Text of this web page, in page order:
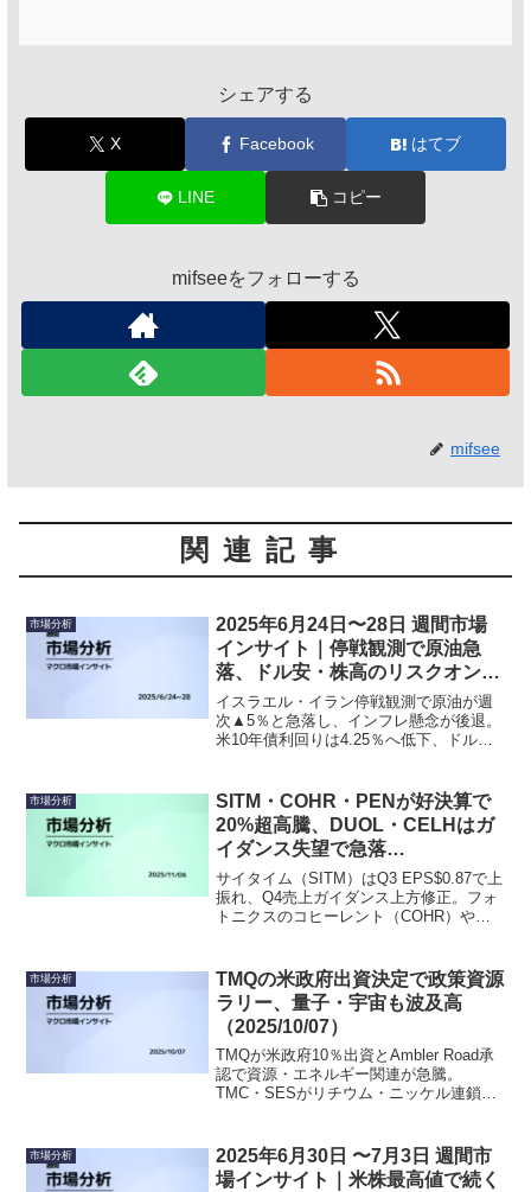
シェアする
X Facebook はてブ
LINE コピー
mifseeをフォローする
mifsee
関連記事
市場分析
2025年6月24日〜28日 週間市場
インサイト｜停戦観測で原油急
落、ドル安・株高のリスクオン継
続
イスラエル・イラン停戦観測で原油が週
次▲5％と急落し、インフレ懸念が後退。
米10年債利回りは4.25％へ低下、ドル安
も続き、リスクオン相場が強まった。
市場分析
SITM・COHR・PENが好決算で
20%超高騰、DUOL・CELHはガ
イダンス失望で急落
（2025.11.06）
サイタイム（SITM）はQ3 EPS$0.87で上
振れ、Q4売上ガイダンス上方修正。フォ
トニクスのコヒーレント（COHR）や医
（ASPN）・セルシウス（CELH）・デュ
オリンゴ（DUOL）などテーマ性の高い銘
柄はガイダンス失望やコスト増で急落。
市場分析
TMQの米政府出資決定で政策資源
ラリー、量子・宇宙も波及高
（2025/10/07）
TMQが米政府10％出資とAmbler Road承
認で資源・エネルギー関連が急騰。
TMC・SESがリチウム・ニッケル連鎖で
き、RGTIは目標引き上げ、RKLBは契約
発表で上昇つづく。
市場分析
2025年6月30日 〜7月3日 週間市
場インサイト｜米株最高値で続く